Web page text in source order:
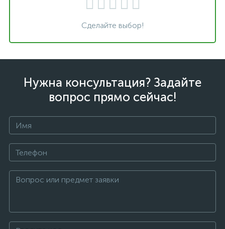
Сделайте выбор!
Нужна консультация? Задайте
вопрос прямо сейчас!